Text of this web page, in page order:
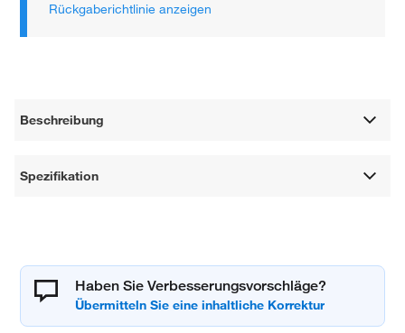
Rückgaberichtlinie anzeigen
Beschreibung
Spezifikation
Haben Sie Verbesserungsvorschläge?